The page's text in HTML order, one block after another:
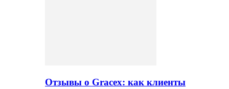
Отзывы о Gracex: как клиенты